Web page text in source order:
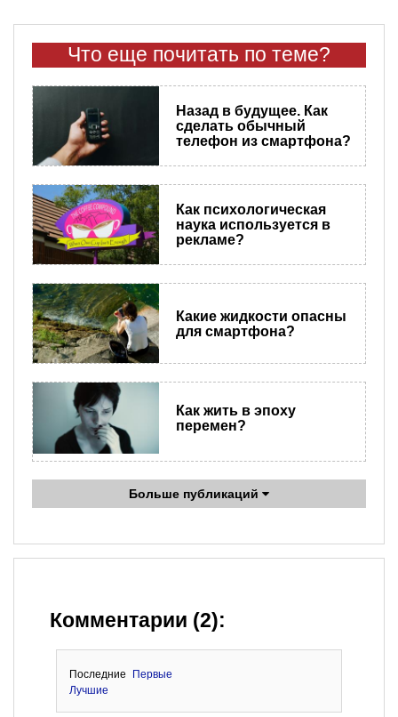
Что еще почитать по теме?
Назад в будущее. Как
сделать обычный
телефон из смартфона?
Как психологическая
наука используется в
рекламе?
Какие жидкости опасны
для смартфона?
Как жить в эпоху
перемен?
Больше публикаций
Комментарии (2):
Последние
Первые
Лучшие